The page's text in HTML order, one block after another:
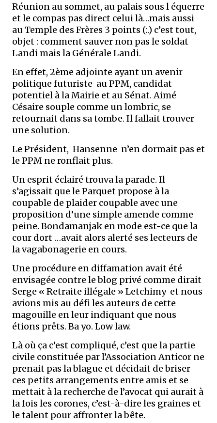
Réunion au sommet, au palais sous l équerre
et le compas pas direct celui là…mais aussi
au Temple des Frères 3 points (:.) c’est tout,
objet : comment sauver non pas le soldat
Landi mais la Générale Landi.
En effet, 2ème adjointe ayant un avenir
politique futuriste au PPM, candidat
potentiel à la Mairie et au Sénat. Aimé
Césaire souple comme un lombric, se
retournait dans sa tombe. Il fallait trouver
une solution.
Le Président, Hansenne n’en dormait pas et
le PPM ne ronflait plus.
Un esprit éclairé trouva la parade. Il
s’agissait que le Parquet propose à la
coupable de plaider coupable avec une
proposition d’une simple amende comme
peine. Bondamanjak en mode est-ce que la
cour dort …avait alors alerté ses lecteurs de
la vagabonagerie en cours.
Une procédure en diffamation avait été
envisagée contre le blog privé comme dirait
Serge « Retraite illégale » Letchimy et nous
avions mis au défi les auteurs de cette
magouille en leur indiquant que nous
étions prêts. Ba yo. Low law.
Là où ça c’est compliqué, c’est que la partie
civile constituée par l’Association Anticor ne
prenait pas la blague et décidait de briser
ces petits arrangements entre amis et se
mettait à la recherche de l’avocat qui aurait à
la fois les corones, c’est-à-dire les graines et
le talent pour affronter la bête.